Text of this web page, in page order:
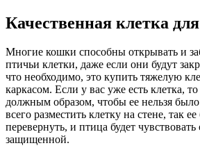
Качественная клетка
Многие кошки способны открывать и
птичьи клетки, даже если они будут
что необходимо, это купить тяжелую
каркасом. Если у вас уже есть клетка, то
должным образом, чтобы ее нельзя
всего разместить клетку на стене, так
перевернуть, и птица будет чувствовать
защищенной.